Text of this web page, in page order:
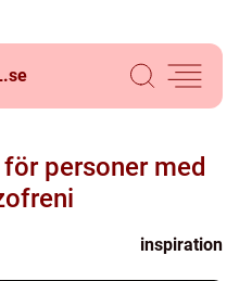
se
personer med
inspiration